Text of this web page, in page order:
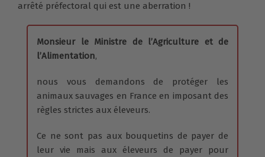
arrêté préfectoral qui est une aberration !
Monsieur le Ministre de l’Agriculture et de
l’Alimentation,
nous vous demandons de protéger les
animaux sauvages en France en imposant des
règles strictes aux éleveurs.
Ce ne sont pas aux bouquetins de payer de
leur vie mais aux éleveurs de payer pour